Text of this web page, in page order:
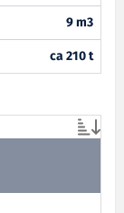
9 m3
ca 210 t